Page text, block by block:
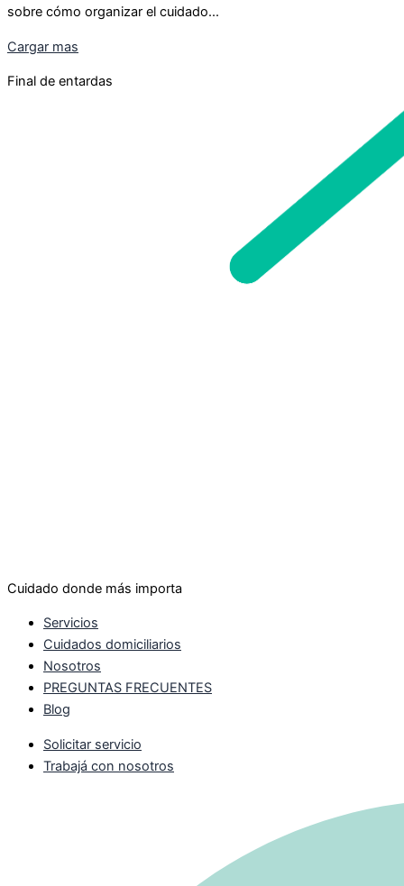
sobre cómo organizar el cuidado...
Cargar mas
Final de entardas
Cuidado donde más importa
Servicios
Cuidados domiciliarios
Nosotros
PREGUNTAS FRECUENTES
Blog
Solicitar servicio
Trabajá con nosotros